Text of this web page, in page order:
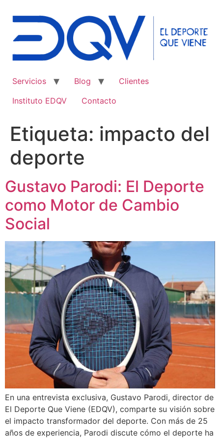
Servicios Blog
Clientes
Instituto EDQV
Contacto
Etiqueta: impacto del
deporte
Gustavo Parodi: El Deporte
como Motor de Cambio
Social
En una entrevista exclusiva, Gustavo Parodi, director de
El Deporte Que Viene (EDQV), comparte su visión sobre
el impacto transformador del deporte. Con más de 25
años de experiencia, Parodi discute cómo el deporte ha